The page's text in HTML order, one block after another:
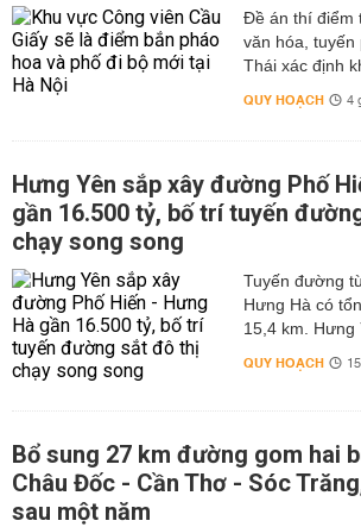
Đề án thí điểm
văn hóa, tuyến
Thái xác định
QUY HOẠCH 4
Hưng Yên sắp xây đường Phố
gần 16.500 tỷ, bố trí tuyến
chạy song song
Tuyến đường
Hưng Hà có
15,4 km. Hưng
QUY HOẠCH
Bổ sung 27 km đường gom hai
Châu Đốc - Cần Thơ - Sóc
sau một năm